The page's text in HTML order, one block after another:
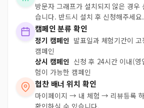
방문자 그래프가 설치되지 않은 경우
습니다. 반드시 설치 후 신청해주세요.
캠페인 분류 확인
정기 캠페인 발표일과 체험기간이
캠페인
상시 캠페인 신청 후 24시간 이내(
험이 가능한 캠페인
협찬 배너 위치 확인
마이페이지 → 내 체험 → 리뷰등록
확인하실 수 있습니다.